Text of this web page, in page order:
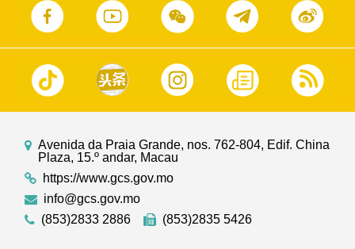
Avenida da Praia Grande, nos. 762-804, Edif. China
Plaza, 15.º andar, Macau
https://www.gcs.gov.mo
info@gcs.gov.mo
(853)2833 2886
(853)2835 5426